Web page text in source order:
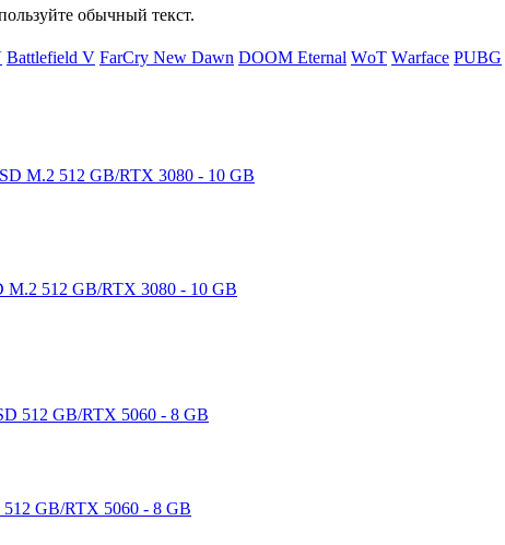
обычный текст.
Ваttlеfiеld V FаrСry Nеw Dаwn DООМ Еtеrnаl WоТ Wаrfасе РUВG
M.2 512 GB/RTX 3080 - 10 GB
GB/RTX 5060 - 8 GB